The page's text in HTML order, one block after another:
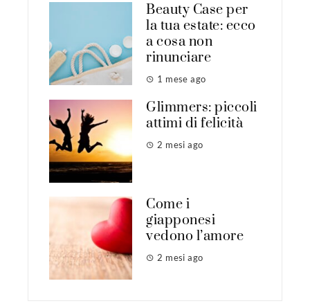
Beauty Case per
la tua estate: ecco
a cosa non
rinunciare
1 mese ago
Glimmers: piccoli
attimi di felicità
2 mesi ago
Come i
giapponesi
vedono l’amore
2 mesi ago